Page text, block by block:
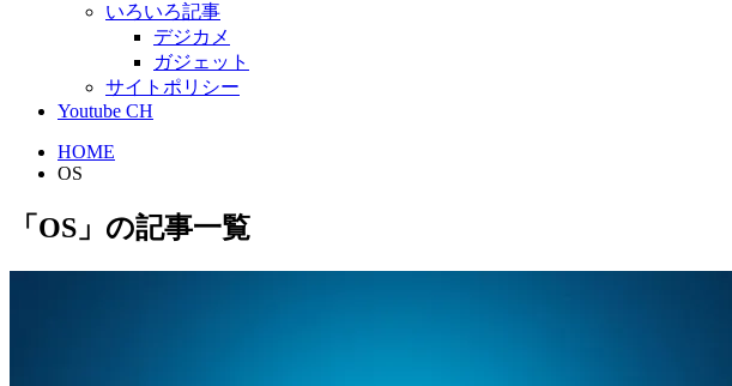
いろいろ記事
デジカメ
ガジェット
サイトポリシー
Youtube CH
HOME
OS
「OS」の記事一覧